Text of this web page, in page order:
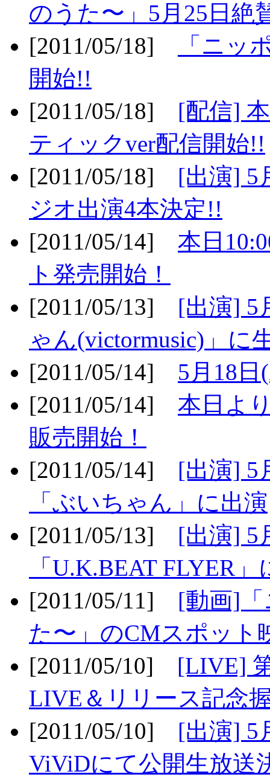
のうた〜」5月25日絶
[2011/05/18]
「ニッ
開始!!
[2011/05/18] [配信]
ティックver配信開始!!
[2011/05/18] [出演] 5
ジオ出演4本決定!!
[2011/05/14] 本日
ト発売開始！
[2011/05/13] [出演] 5
ゃん(victormusic)」に
[2011/05/14] 5月18
[2011/05/14] 本日よ
販売開始！
[2011/05/14] [出演] 5
「ぶいちゃん」に出演
[2011/05/13] [出演] 5
「U.K.BEAT FLYER
[2011/05/11] [動画]
た〜」のCMスポット
[2011/05/10] [LIVE]
LIVE＆リリース記念
[2011/05/10] [出演] 5
ViViDにて公開生放送